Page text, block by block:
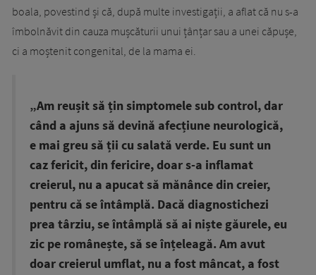
boala, povestind și că, după multe investigații, a aflat că nu s-a
îmbolnăvit din cauza mușcăturii unui țânțar sau a unei căpușe,
ci a moștenit congenital, de la mama ei.
„Am reușit să țin simptomele sub control, dar
când a ajuns să devină afecțiune neurologică,
e mai greu să ții cu salată verde. Eu sunt un
caz fericit, din fericire, doar s-a inflamat
creierul, nu a apucat să mănânce din creier,
pentru că se întâmplă. Dacă diagnostichezi
prea târziu, se întâmplă să ai niște găurele, eu
zic pe românește, să se înțeleagă. Am avut
doar creierul umflat, nu a fost mâncat, a fost